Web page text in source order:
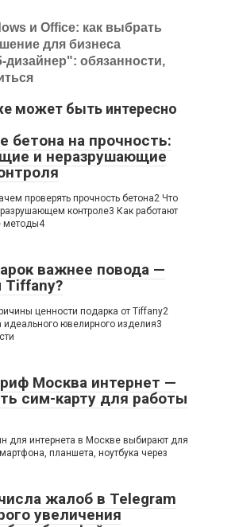
и Office: как выбрать
для бизнеса
обязанности,
может быть интересно
бетона на прочность:
и неразрушающие
проверять прочность бетона2 Что
контроле3 Как работают
методы4
важнее повода —
Tiffany?
ценности подарка от Tiffany2
идеального ювелирного изделия3
Москва интернет —
сим-карту для работы
для интернета в Москве выбирают для
планшета, ноутбука через
жалоб в Telegram
увеличения